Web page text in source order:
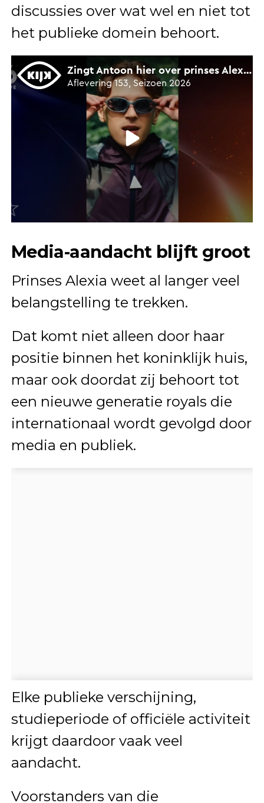
discussies over wat wel en niet tot
het publieke domein behoort.
Media-aandacht blijft groot
Prinses Alexia weet al langer veel
belangstelling te trekken.
Dat komt niet alleen door haar
positie binnen het koninklijk huis,
maar ook doordat zij behoort tot
een nieuwe generatie royals die
internationaal wordt gevolgd door
media en publiek.
Elke publieke verschijning,
studieperiode of officiële activiteit
krijgt daardoor vaak veel
aandacht.
Voorstanders van die